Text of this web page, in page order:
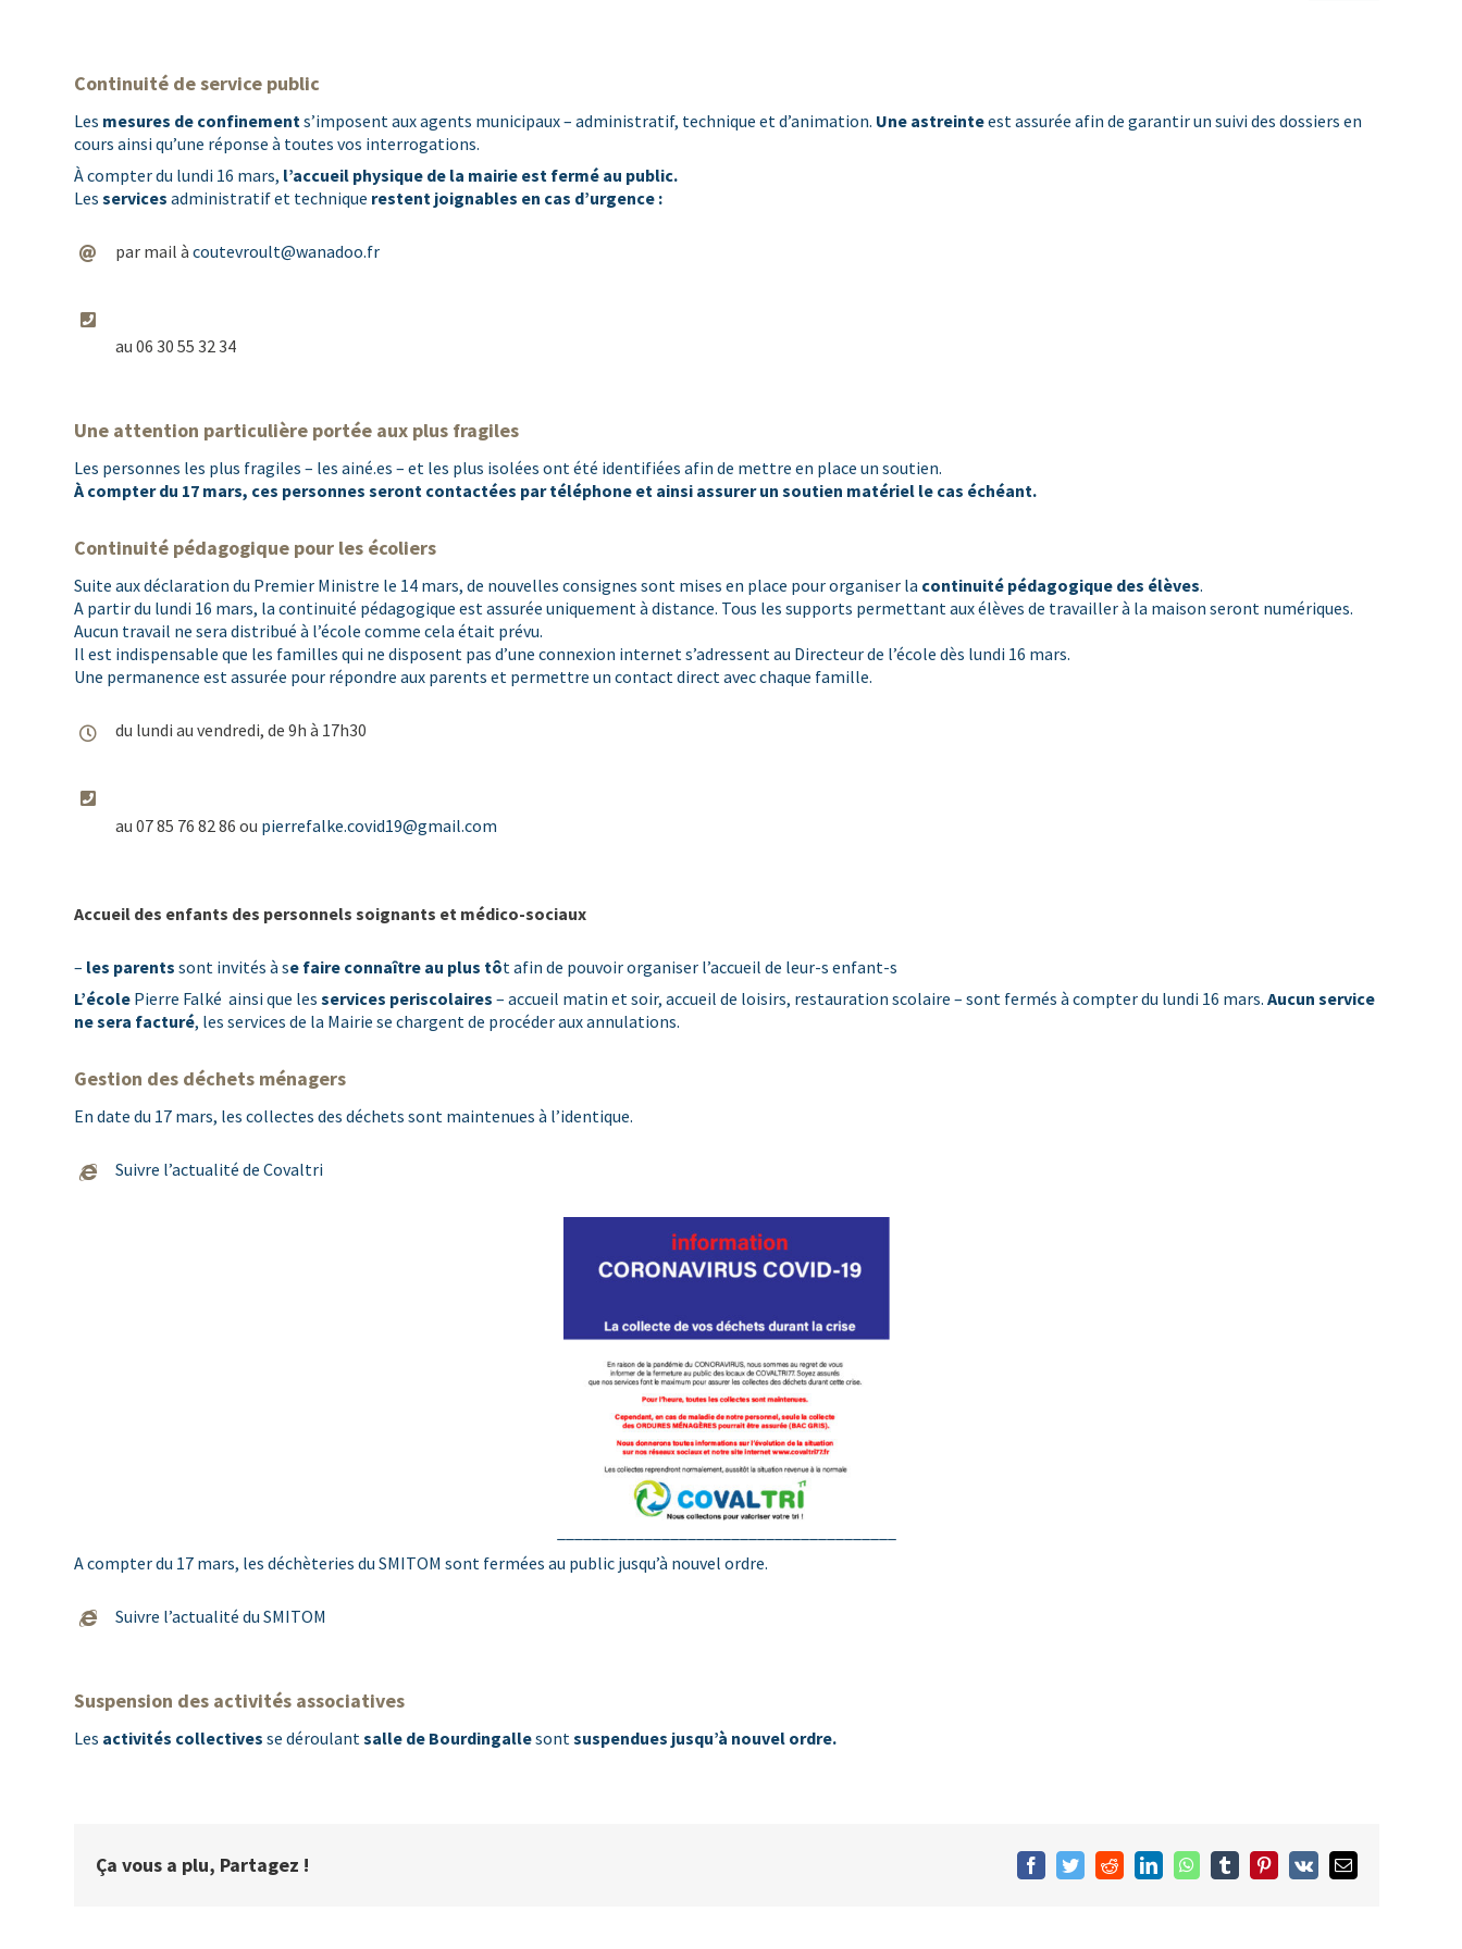
Continuité de service public
Les mesures de confinements’imposent aux agents municipaux – administratif, technique et d’animation. Une astreinteest assurée afin de garantir un suivi des dossiers en
cours ainsi qu’une réponse à toutes vos interrogations.
À compter du lundi 16 mars, l’accueil physique de la mairie est fermé au public.
Les services administratif et technique restent joignables en cas d’urgence :
par mail à coutevroult@wanadoo.fr
au 06 30 55 32 34
Une attention particulière portée aux plus fragiles
Les personnes les plus fragiles – les ainé.es – et les plus isolées ont été identifiées afin de mettre en place un soutien.
À compter du 17 mars, ces personnes seront contactées par téléphone et ainsi assurer un soutien matériel le cas échéant.
Continuité pédagogique pour les écoliers
Suite aux déclaration du Premier Ministre le 14 mars, de nouvelles consignes sont mises en place pour organiser la continuité pédagogique des élèves.
A partir du lundi 16 mars, la continuité pédagogique est assurée uniquement à distance. Tous les supports permettant aux élèves de travailler à la maison seront numériques.
Aucun travail ne sera distribué à l’école comme cela était prévu.
Il est indispensable que les familles qui ne disposent pas d’une connexion internet s’adressent au Directeur de l’école dès lundi 16 mars.
Une permanence est assurée pour répondre aux parents et permettre un contact direct avec chaque famille.
du lundi au vendredi, de 9h à 17h30
au 07 85 76 82 86 ou pierrefalke.covid19@gmail.com
Accueil des enfants des personnels soignants et médico-sociaux
– les parents sont invités à se faire connaître au plus tôt afin de pouvoir organiser l’accueil de leur-s enfant-s
L’écolePierre Falké ainsi que les services periscolaires – accueil matin et soir, accueil de loisirs, restauration scolaire – sont fermés à compter du lundi 16 mars. Aucun service
ne sera facturé, les services de la Mairie se chargent de procéder aux annulations.
Gestion des déchets ménagers
En date du 17 mars, les collectes des déchets sont maintenues à l’identique.
Suivre l’actualité de Covaltri
A compter du 17 mars, les déchèteries du SMITOM sont fermées au public jusqu’à nouvel ordre.
Suivre l’actualité du SMITOM
Suspension des activités associatives
Les activités collectives se déroulantsalle de Bourdingallesontsuspendues jusqu’à nouvel ordre.
Ça vous a plu, Partagez ! Facebook
TwitterRedditLinkedInWhatsApp
TumblrPinterest
Vk Email